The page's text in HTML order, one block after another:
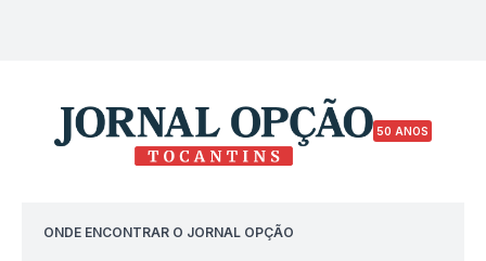
50 ANOS
ONDE ENCONTRAR O JORNAL OPÇÃO